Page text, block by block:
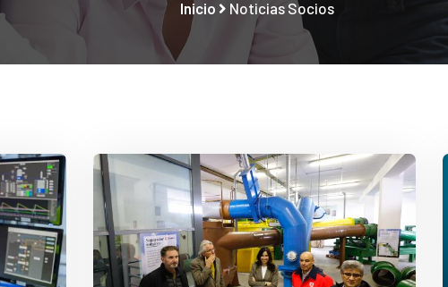
Inicio Noticias Socios